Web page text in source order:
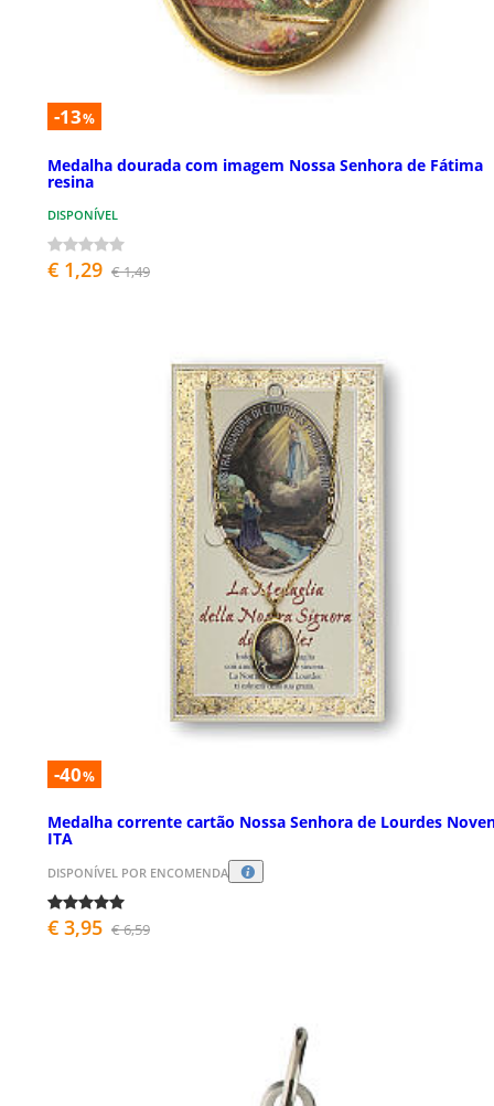
-13%
Medalha dourada com imagem Nossa Senhora de Fátima
resina
DISPONÍVEL
€ 1,29 € 1,49
-40%
Medalha corrente cartão Nossa Senhora de Lourdes
ITA
DISPONÍVEL POR ENCOMENDA
€ 3,95 € 6,59